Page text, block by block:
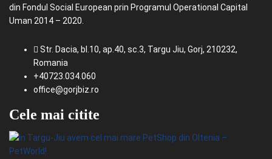
din Fondul Social European prin Programul Operational Capital
Uman 2014 – 2020.
Str. Dacia, bl.10, ap.40, sc.3, Targu Jiu, Gorj, 210232,
Romania
+40723.034.060
office@gorjbiz.ro
Cele mai citite